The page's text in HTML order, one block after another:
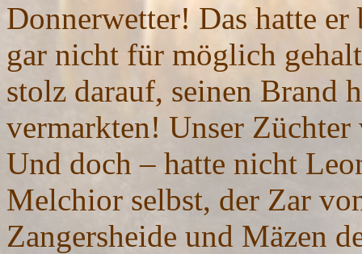
Donnerwetter! Das hatte
gar nicht für möglich
stolz darauf, seinen Brand
vermarkten! Unser
Und doch – hatte nicht
Melchior selbst, der Zar
Zangersheide und Mäzen